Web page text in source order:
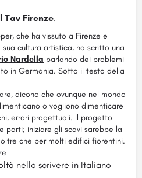
Tav Firenze.
che ha vissuto a Firenze e
cultura artistica, ha scritto una
Nardella parlando dei problemi
in Germania. Sotto il testo della
dicono che ovunque nel mondo
o vogliono dimenticare
errori progettuali. Il progetto
iniziare gli scavi sarebbe la
che per molti edifici fiorentini.
nello scrivere in Italiano